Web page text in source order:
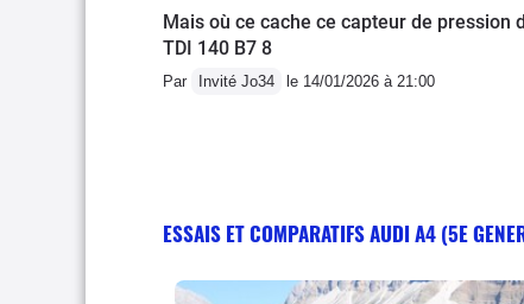
Mais où ce cache ce capteur de pression
TDI 140 B7 8
Par Invité Jo34 le 14/01/2026 à 21:00
ESSAIS ET COMPARATIFS AUDI A4 (5E